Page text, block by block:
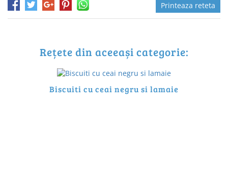
Printeaza reteta
Rețete din aceeași categorie:
Biscuiti cu ceai negru si lamaie